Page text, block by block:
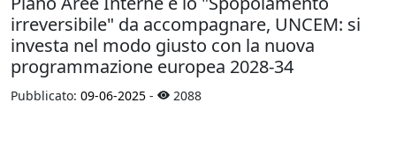
irreversibile" da accompagnare, UNCEM: si
investa nel modo giusto con la nuova
programmazione europea 2028-34
Pubblicato: 09-06-2025 - 2088